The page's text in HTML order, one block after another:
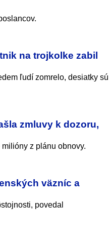
na trojkolke zabil
ľudí zomrelo, desiatky sú
zmluvy k dozoru,
z plánu obnovy.
väzníc a
povedal